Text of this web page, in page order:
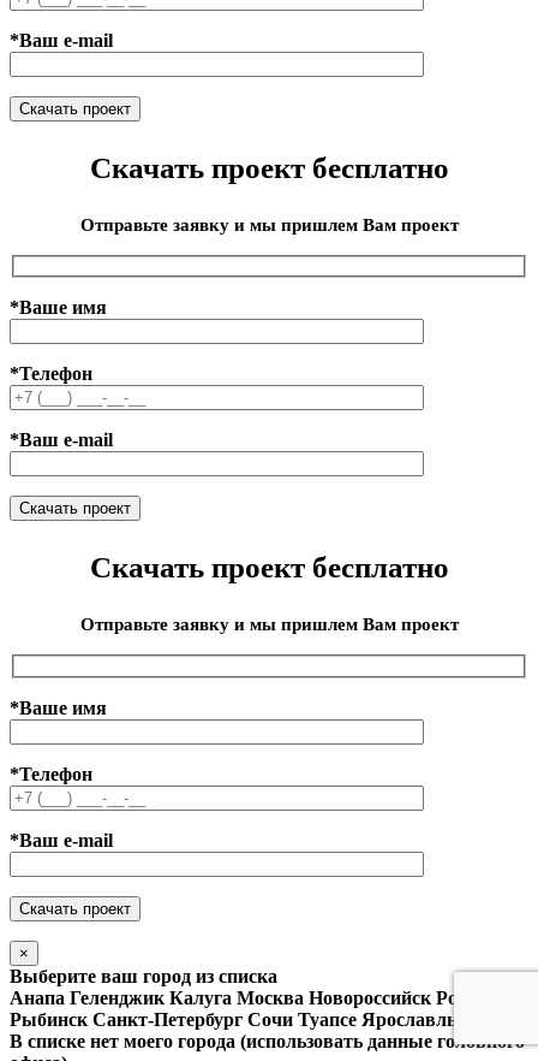
*Ваш e-mail
Скачать проект бесплатно
Отправьте заявку и мы пришлем Вам проект
*Ваше имя
*Телефон
*Ваш e-mail
Скачать проект бесплатно
Отправьте заявку и мы пришлем Вам проект
*Ваше имя
*Телефон
*Ваш e-mail
×
Выберите ваш город из списка
Анапа Геленджик Калуга Москва Новороссийск Ростов
Рыбинск Санкт-Петербург Сочи Туапсе Ярославль
В списке нет моего города (использовать данные головного